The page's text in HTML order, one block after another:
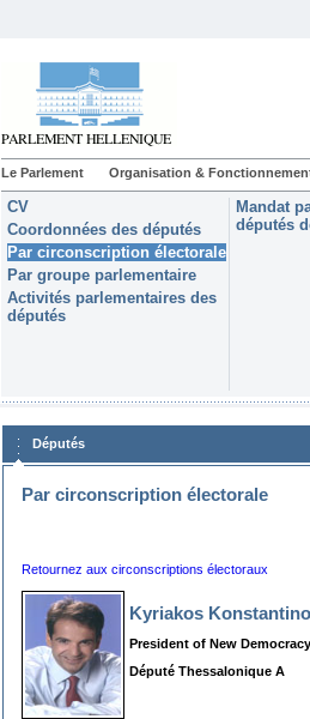
Le Parlement Organisation &
CV
Coordonnées des députés
Par circonscription électorale
Par groupe parlementaire
Activités parlementaires des
députés
Mandat
députés
Députés
Par circonscription électorale
Retournez aux circonscriptions électoraux
Kyriakos
President of New
Député Thessalonique A